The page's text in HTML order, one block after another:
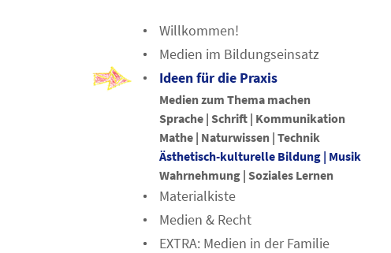
Willkommen!
Medien im Bildungseinsatz
Ideen für die Praxis
Medien zum Thema machen
Sprache | Schrift | Kommunikation
Mathe | Naturwissen | Technik
Ästhetisch-kulturelle Bildung | Musik
Wahrnehmung | Soziales Lernen
Materialkiste
Medien & Recht
EXTRA: Medien in der Familie